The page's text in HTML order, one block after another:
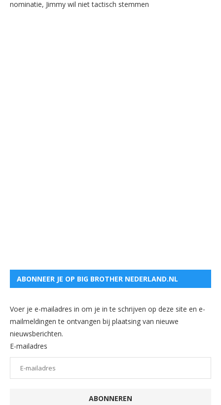
nominatie, Jimmy wil niet tactisch stemmen
ABONNEER JE OP BIG BROTHER NEDERLAND.NL
Voer je e-mailadres in om je in te schrijven op deze site en e-
mailmeldingen te ontvangen bij plaatsing van nieuwe
nieuwsberichten.
E-mailadres
ABONNEREN